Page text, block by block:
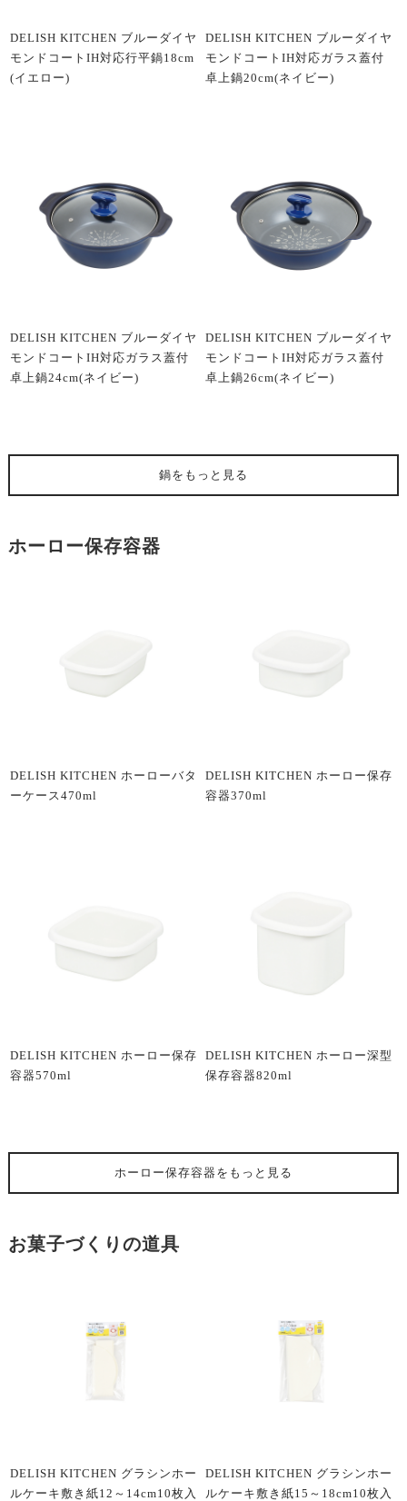
DELISH KITCHEN ブルーダイヤ
モンドコートIH対応行平鍋18cm
(イエロー)
DELISH KITCHEN ブルーダイヤ
モンドコートIH対応ガラス蓋付
卓上鍋20cm(ネイビー)
DELISH KITCHEN ブルーダイヤ
モンドコートIH対応ガラス蓋付
卓上鍋24cm(ネイビー)
DELISH KITCHEN ブルーダイヤ
モンドコートIH対応ガラス蓋付
卓上鍋26cm(ネイビー)
鍋をもっと見る
ホーロー保存容器
DELISH KITCHEN ホーローバタ
ーケース470ml
DELISH KITCHEN ホーロー保存
容器370ml
DELISH KITCHEN ホーロー保存
容器570ml
DELISH KITCHEN ホーロー深型
保存容器820ml
ホーロー保存容器 をもっと見る
お菓子づくりの道具
DELISH KITCHEN グラシンホー
ルケーキ敷き紙12～14cm10枚入
DELISH KITCHEN グラシンホー
ルケーキ敷き紙15～18cm10枚入